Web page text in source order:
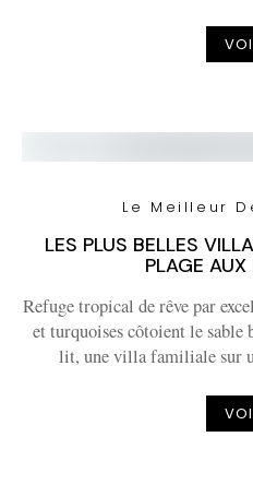
Le Meilleur
LES PLUS BELLES
PLAGE
Refuge tropical de rêve par
et turquoises côtoient le sable
lit, une villa familiale sur